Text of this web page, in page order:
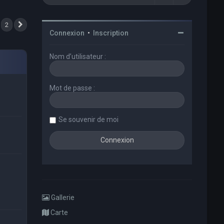
2
Connexion • Inscription
Nom d’utilisateur :
Mot de passe :
Se souvenir de moi
Gallerie
Carte